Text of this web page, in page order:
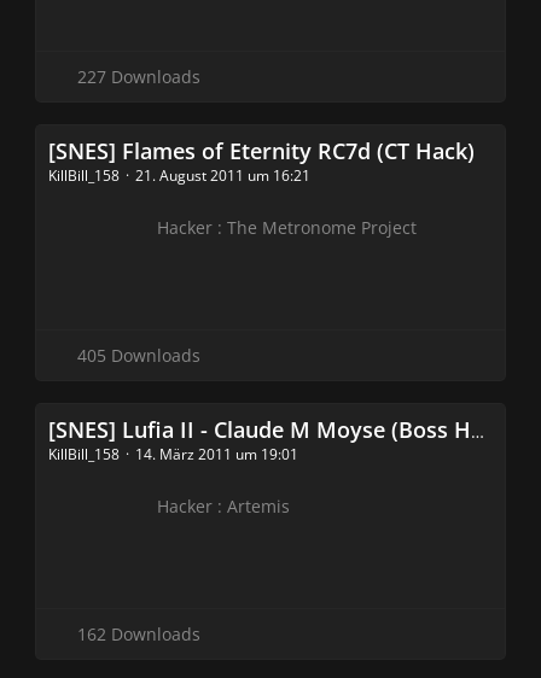
227 Downloads
[SNES] Flames of Eternity RC7d (CT Hack)
KillBill_158 21. August 2011 um 16:21
Hacker : The Metronome Project
405 Downloads
[SNES] Lufia II - Claude M Moyse (Boss Hack)
KillBill_158 14. März 2011 um 19:01
Hacker : Artemis
162 Downloads